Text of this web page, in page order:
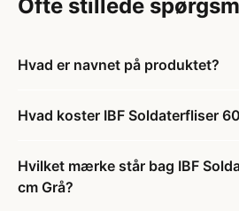
Ofte stillede
Hvad er navnet på produktet?
Hvad koster IBF Soldaterfliser
Hvilket mærke står bag IBF
cm Grå?